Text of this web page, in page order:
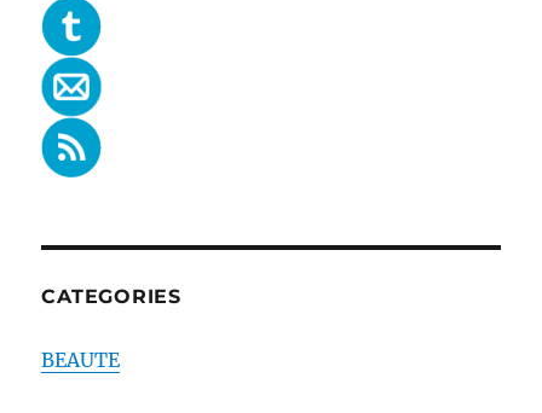
CATEGORIES
BEAUTE